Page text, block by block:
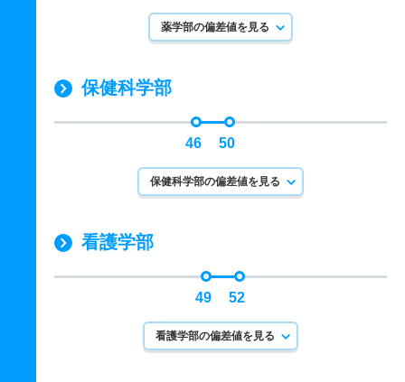
薬学部の偏差値を見る
保健科学部
46 50
保健科学部の偏差値を見る
看護学部
49 52
看護学部の偏差値を見る